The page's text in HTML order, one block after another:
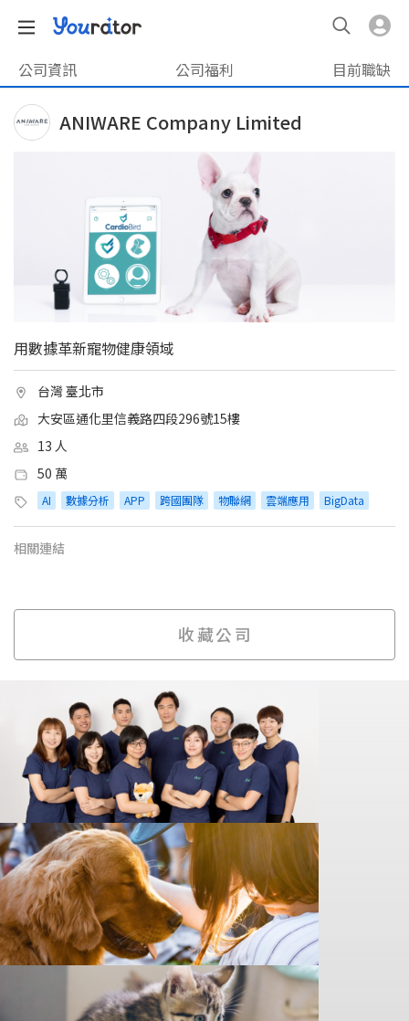
公司資訊 公司福利 目前職缺
ANIWARE Company Limited
用數據革新寵物健康領域
台灣 臺北市
大安區通化里信義路四段296號15樓
13 人
50 萬
AI 數據分析 APP 跨國團隊 物聯網 雲端應用 BigData
相關連結
收藏公司